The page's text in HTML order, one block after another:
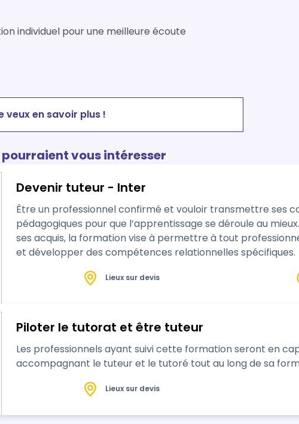
individuel pour une meilleure écoute
veux en savoir plus !
vous intéresser
Devenir tuteur - Inter
Être un professionnel confirmé et vouloir transmettre ses
pédagogiques pour que l’apprentissage se déroule au
ses acquis, la formation vise à permettre à tout
et développer des compétences relationnelles spécifiques.
Lieux sur devis
Piloter le tutorat et être tuteur
Les professionnels ayant suivi cette formation seront en
accompagnant le tuteur et le tutoré tout au long de sa
Lieux sur devis